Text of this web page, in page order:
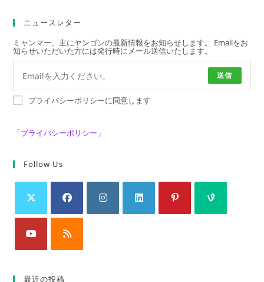
く く く
ニュースレター
ミャンマー、主にヤンゴンの最新情報をお知らせします。 Emailをお
知らせいただいた方には発行時にメール送信いたします。
送信
プライバシーポリシーに同意します
「プライバシーポリシー」
Follow Us
最近の投稿